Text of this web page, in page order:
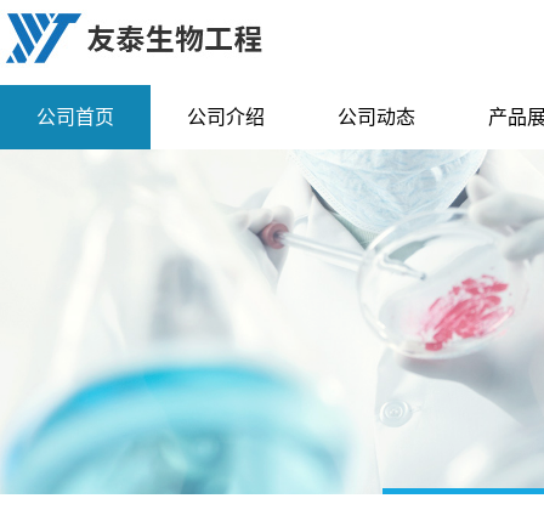
公司首页 公司介绍 公司动态 产品